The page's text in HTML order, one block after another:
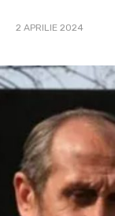
2 APRILIE 2024